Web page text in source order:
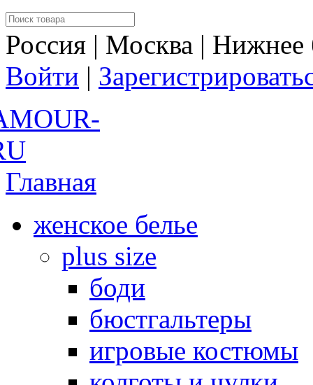
Россия | Москва |
Войти |
Главная
женское белье
plus size
боди
бюстгальтеры
игровые костюмы